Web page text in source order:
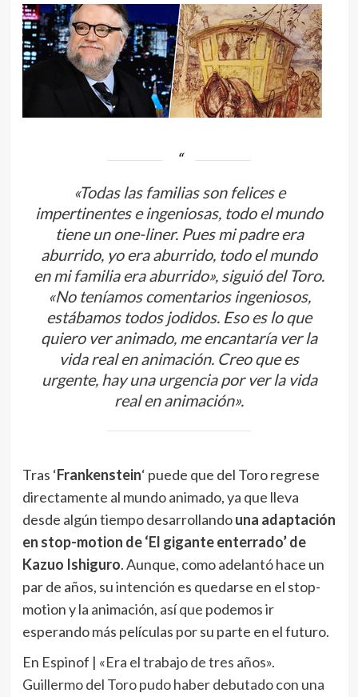
«Todas las familias son felices e
impertinentes e ingeniosas, todo el mundo
tiene un one-liner. Pues mi padre era
aburrido, yo era aburrido, todo el mundo
en mi familia era aburrido», siguió del Toro.
«No teníamos comentarios ingeniosos,
estábamos todos jodidos. Eso es lo que
quiero ver animado, me encantaría ver la
vida real en animación. Creo que es
urgente, hay una urgencia por ver la vida
real en animación».
Tras ‘Frankenstein‘ puede que del Toro regrese
directamente al mundo animado, ya que lleva
desde algún tiempo desarrollandouna adaptación
en stop-motion de ‘El gigante enterrado’ de
Kazuo Ishiguro. Aunque, como adelantó hace un
par de años, su intención es quedarse en el stop-
motion y la animación, así que podemos ir
esperando más películas por su parte en el futuro.
En Espinof | «Era el trabajo de tres años».
Guillermo del Toro pudo haber debutado con una